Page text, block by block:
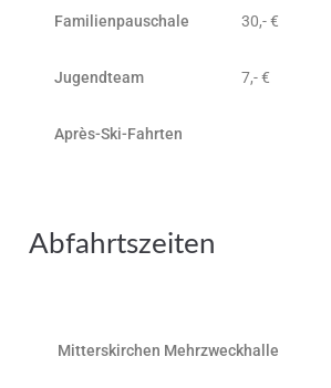
Familienpauschale 30,- €
Jugendteam 7,- €
Après-Ski-Fahrten
Abfahrtszeiten
Mitterskirchen Mehrzweckhalle